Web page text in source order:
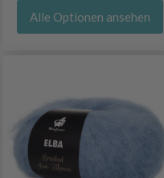
Alle Optionen ansehen